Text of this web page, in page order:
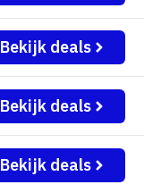
Bekijk deals
Bekijk deals
Bekijk deals